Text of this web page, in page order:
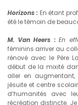
Horizons : En étant
été le témoin de
M. Van Heers :En
féminins arriver au
rénové avec le Père
début de la mixité
aller en
jésuite et centre
d’humanités avec
récréation distincte.